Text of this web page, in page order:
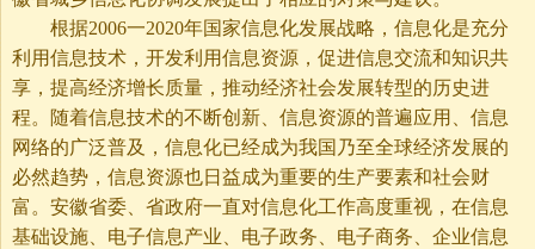
根据2006一2020年国家信息化发展战略，信息化是充分
利用信息技术，开发利用信息资源，促进信息交流和知识共
享，提高经济增长质量，推动经济社会发展转型的历史进
程。随着信息技术的不断创新、信息资源的普遍应用、信息
网络的广泛普及，信息化已经成为我国乃至全球经济发展的
必然趋势，信息资源也日益成为重要的生产要素和社会财
富。安徽省委、省政府一直对信息化工作高度重视，在信息
基础设施、电子信息产业、电子政务、电子商务、企业信息